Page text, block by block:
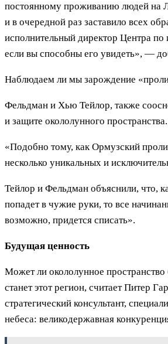
постоянному проживанию людей на
и в очередной раз заставило всех
исполнительный директор Центра
если вы способны его увидеть», —
Наблюдаем ли мы зарождение
Фельдман и Хью Тейлор, также
и защите окололунного
«Подобно тому, как Ормузский
несколько уникальных и
Тейлор и Фельдман объяснили, что,
попадет в чужие руки, то все
возможно, придется списать».
Будущая ценность
Может ли окололунное
станет этот регион, считает Питер
стратегический консультант,
небеса: великодержавная